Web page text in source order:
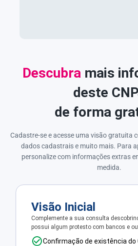
Descubra mais
deste
de forma
Cadastre-se e acesse uma visão gratuita
dados cadastrais e muito mais. Para
personalize com informações extras
medida.
Visão Inicial
Complemente a sua consulta
possui algum protesto com bancos e
Confirmação de existência do